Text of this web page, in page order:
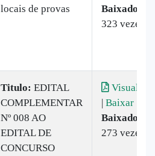
locais de provas
Baixado:
323 vezes
Titulo: EDITAL
COMPLEMENTAR
Nº 008 AO
EDITAL DE
CONCURSO
Visualizar
| Baixar
Baixado:
273 vezes